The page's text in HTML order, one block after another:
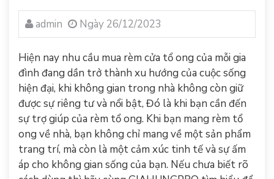
admin Ngày 26/12/2023
Hiện nay nhu cầu mua rèm cửa tổ ong của mỗi gia
đình đang dần trở thành xu hướng của cuộc sống
hiện đại, khi không gian trong nhà không còn giữ
được sự riêng tư và nổi bật, Đó là khi bạn cần đến
sự trợ giúp của rèm tổ ong. Khi bạn mang rèm tổ
ong về nhà, bạn không chỉ mang về một sản phẩm
trang trí, mà còn là một cảm xúc tinh tế và sự ấm
áp cho không gian sống của bạn. Nếu chưa biết rõ